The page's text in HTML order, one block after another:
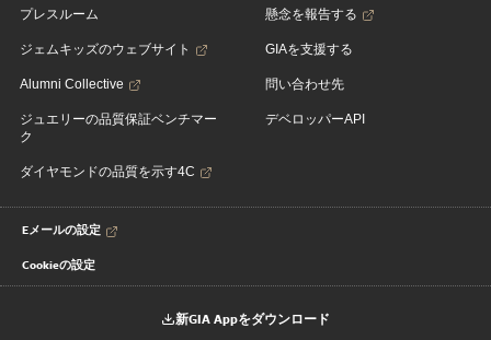
プレスルーム
ジェムキッズのウェブサイト
Alumni Collective
ジュエリーの品質保証ベンチマー
ク
ダイヤモンドの品質を示す4C
懸念を報告する
GIAを支援する
問い合わせ先
デベロッパーAPI
Eメールの設定
Cookieの設定
新GIA Appをダウンロード